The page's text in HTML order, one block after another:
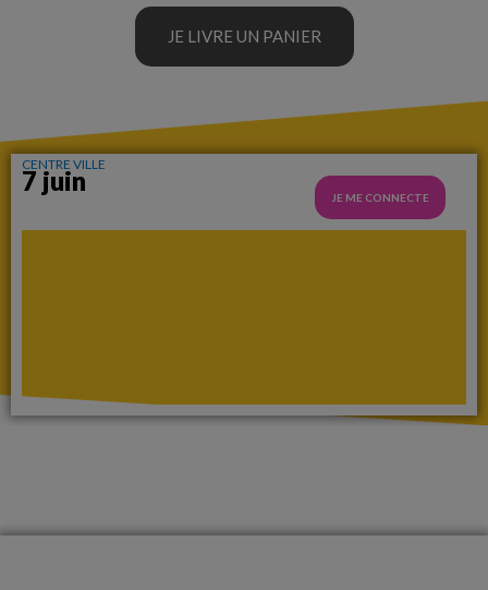
JE LIVRE UN PANIER
CENTRE VILLE
7 juin
JE ME CONNECTE